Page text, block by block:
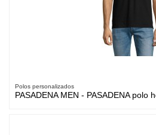
Polos personalizados
PASADENA MEN - PASADENA polo